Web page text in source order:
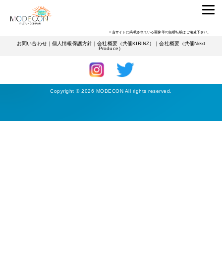
詳しくみる
SHIHO
※当サイトに掲載されている画像等の無断転載はご遠慮下さい。
お問い合わせ｜個人情報保護方針 ｜会社概要（共催KIRINZ） ｜会社概要（共催Next
Produce）
Copyright © 2026 MODECON All rights reserved.